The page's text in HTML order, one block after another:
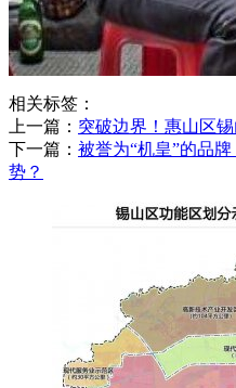
相关标签：
上一篇： 突破边界！惠山区
下一篇： 被誉为“机皇”的品
势？